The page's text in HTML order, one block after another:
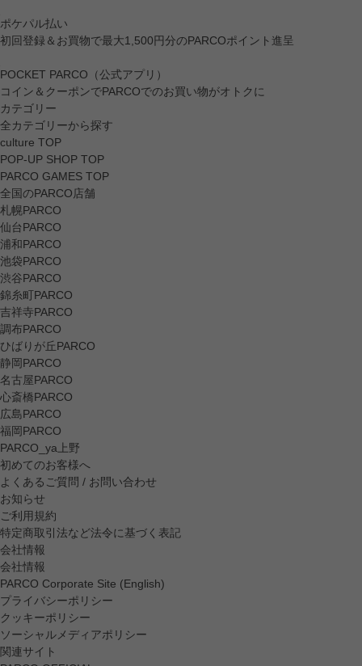
ポケパル払い
初回登録＆お買物で最大1,500円分のPARCOポイント進呈
POCKET PARCO（公式アプリ）
コイン＆クーポンでPARCOでのお買い物がオトクに
カテゴリー
全カテゴリーから探す
culture TOP
POP-UP SHOP TOP
PARCO GAMES TOP
全国のPARCO店舗
札幌PARCO
仙台PARCO
浦和PARCO
池袋PARCO
渋谷PARCO
錦糸町PARCO
吉祥寺PARCO
調布PARCO
ひばりが丘PARCO
静岡PARCO
名古屋PARCO
心斎橋PARCO
広島PARCO
福岡PARCO
PARCO_ya上野
初めてのお客様へ
よくあるご質問 / お問い合わせ
お知らせ
ご利用規約
特定商取引法など法令に基づく表記
会社情報
会社情報
PARCO Corporate Site (English)
プライバシーポリシー
クッキーポリシー
ソーシャルメディアポリシー
関連サイト